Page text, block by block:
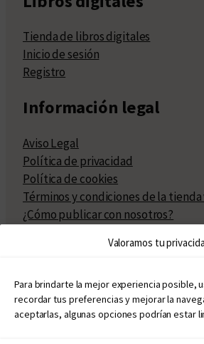
Valoramos tu
Para brindarte la mejor experiencia posible,
recordar tus preferencias y mejorar la
aceptarlas, algunas opciones podrían estar
Tienda de libros digitales
Inicio de sesión
Registro
Información legal
Aviso Legal
Política de privacidad
Política de cookies
Términos y condiciones de la
¿Cómo publicar con nosotros?
Políticas de publicación
Políticas de coedición
Atribuciones